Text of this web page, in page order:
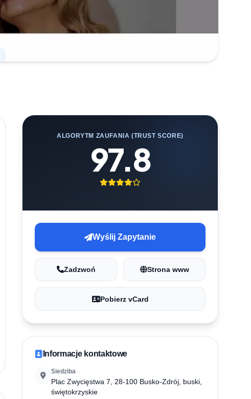
ALGORYTM ZAUFANIA (TRUST SCORE)
97.8
Wyślij Zapytanie
Zadzwoń Strona www
Pobierz vCard
Informacje kontaktowe
Siedziba
Plac Zwycięstwa 7, 28-100 Busko-Zdrój, buski,
świętokrzyskie